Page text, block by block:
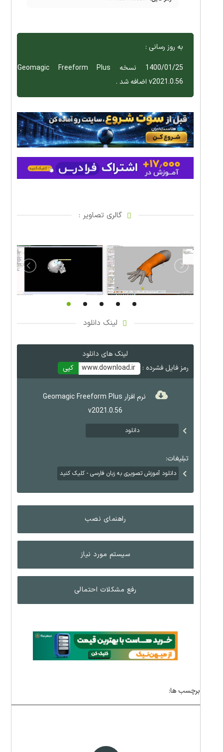
به روز رسانی :
1400/01/25 نسخه Geomagic Freeform Plus
v2021.0.56 اضافه شد .
گالری تصاویر :
لینک دانلود
لینک های دانلود
رمز فایل فشرده :
www.download.ir کپی
نرم افزار Geomagic Freeform Plus
v2021.0.56
دانلود
تبلیغات:
دانلود آموزش تصویری به زبان فارسی - کلیک کنید
راهنمای نصب
سیستم مورد نیاز
رفع مشکلات احتمالی
برچسب ها: